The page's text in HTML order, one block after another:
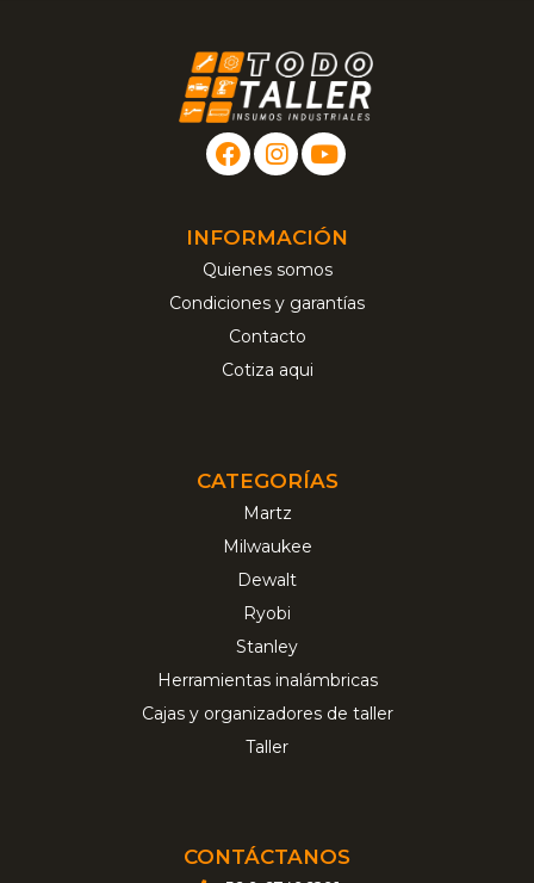
INFORMACIÓN
Quienes somos
Condiciones y garantías
Contacto
Cotiza aqui
CATEGORÍAS
Martz
Milwaukee
Dewalt
Ryobi
Stanley
Herramientas inalámbricas
Cajas y organizadores de taller
Taller
CONTÁCTANOS